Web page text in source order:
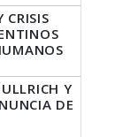
Y
DE